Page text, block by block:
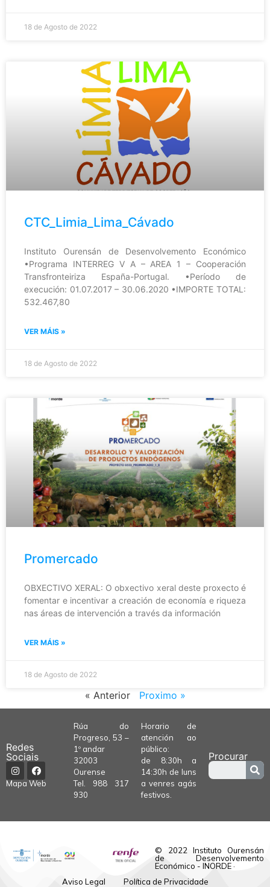
18 de Agosto de 2022
CTC_Limia_Lima_Cávado
Instituto Ourensán de Desenvolvemento Económico
•Programa INTERREG V A – AREA 1 – Cooperación
Transfronteiriza España-Portugal. •Período de
execución: 01.07.2017 – 30.06.2020 •IMPORTE TOTAL:
532.467,80
VER MÁIS »
18 de Agosto de 2022
Promercado
OBXECTIVO XERAL: O obxectivo xeral deste proxecto é
fomentar e incentivar a creación de economía e riqueza
nas áreas de intervención a través da información
VER MÁIS »
18 de Agosto de 2022
« Anterior Proximo »
Redes
Sociais
Mapa Web
Rúa do
Progreso, 53 –
1º andar
32003
Ourense
Tel. 988 317
930
Horario de
atención ao
público:
de 8:30h a
14:30h de luns
a venres agás
festivos.
Procurar
© 2022 Instituto Ourensán
de Desenvolvemento
Económico - INORDE ·
Aviso Legal
Política de Privacidade